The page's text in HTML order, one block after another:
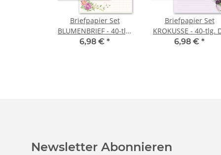
Briefpapier Set
BLUMENBRIEF - 40-tlg.
DL (ohne Fenster)
6,98 € *
Briefpapier Set
KROKUSSE - 40-tlg.
(ohne Fenster)
6,98 € *
Newsletter Abonnieren